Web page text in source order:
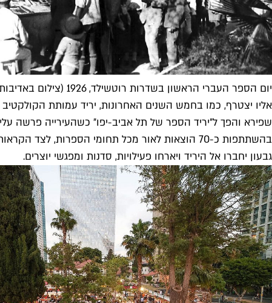
יום הספר העברי הראשון בשדרות רוטשילד, 1926 (צילום באדיבות ארכיון קק״ל)
אליו יצטרף, כמו בחמש השנים האחרונות, יריד עמותת
בהשתתפות כ-70 הוצאות לאור מכל תחומי הספרות,
גבעון יחברו אל היריד ויארחו פעילויות, סדנות ומפגשי יוצרים.